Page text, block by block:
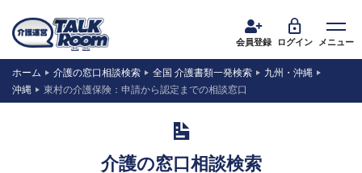
会員登録 ログイン メニュー
ホーム 介護の窓口相談検索 全国 介護書類一発検索
九州・沖縄
沖縄
東村の介護保険：申請から認定までの相談窓口
介護の窓口相談検索